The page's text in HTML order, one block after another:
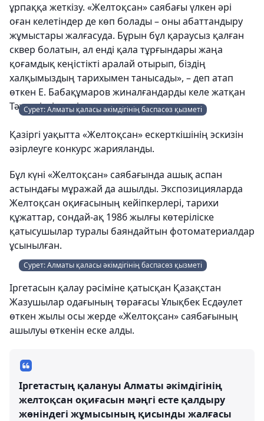
ұрпаққа жеткізу. «Желтоқсан» саябағы үлкен әрі
оған келетіндер де көп болады – оны абаттандыру
жұмыстары жалғасуда. Бұрын бұл қараусыз қалған
сквер болатын, ал енді қала тұрғындары жаңа
қоғамдық кеңістікті аралай отырып, біздің
халқымыздың тарихымен танысады», – деп атап
өткен Е. Бабақұмаров жиналғандарды келе жатқан
Тәуелсіздік күнімен құттықтады.
Сурет: Алматы қаласы әкімдігінің баспасөз қызметі
Қазіргі уақытта «Желтоқсан» ескерткішінің эскизін
әзірлеуге конкурс жарияланды.
Бұл күні «Желтоқсан» саябағында ашық аспан
астындағы мұражай да ашылды. Экспозицияларда
Желтоқсан оқиғасының кейіпкерлері, тарихи
құжаттар, сондай-ақ 1986 жылғы көтеріліске
қатысушылар туралы баяндайтын фотоматериалдар
ұсынылған.
Сурет: Алматы қаласы әкімдігінің баспасөз қызметі
Іргетасын қалау рәсіміне қатысқан Қазақстан
Жазушылар одағының төрағасы Ұлықбек Есдәулет
өткен жылы осы жерде «Желтоқсан» саябағының
ашылуы өткенін еске алды.
Іргетастың қалануы Алматы әкімдігінің
желтоқсан оқиғасын мәңгі есте қалдыру
жөніндегі жұмысының қисынды жалғасы